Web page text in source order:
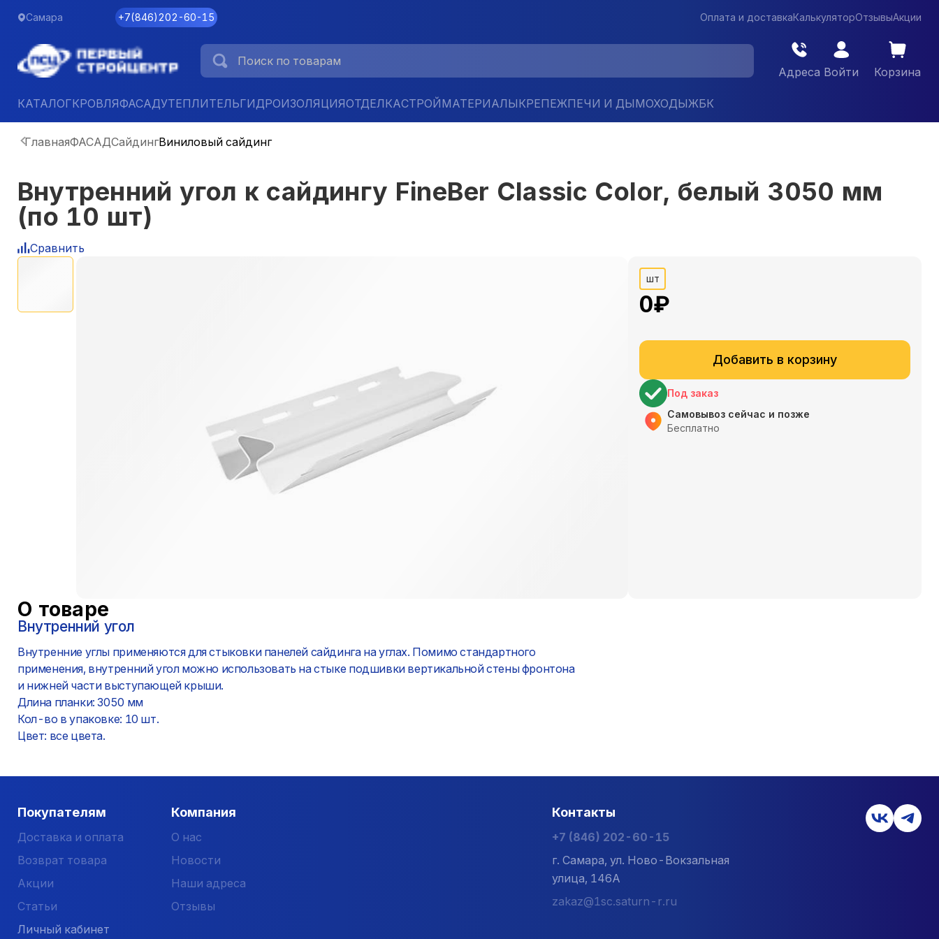
Самара +7(846)202-60-15 Оплата и доставкаКалькуляторОтзывыАкции
Адреса Войти Корзина
КАТАЛОГКРОВЛЯФАСАДУТЕПЛИТЕЛЬГИДРОИЗОЛЯЦИЯОТДЕЛКАСТРОЙМАТЕРИАЛЫКРЕПЕЖПЕЧИ И ДЫМОХОДЫЖБК
ГлавнаяФАСАДСайдингВиниловый сайдинг
Внутренний угол к сайдингу FineBer Classic Color, белый 3050 мм
(по 10 шт)
Сравнить
шт
0₽
Добавить в корзину
Под заказ
Самовывоз сейчас и позже
Бесплатно
О товаре
Внутренний угол
Внутренние углы применяются для стыковки панелей сайдинга на углах. Помимо стандартного
применения, внутренний угол можно использовать на стыке подшивки вертикальной стены фронтона
и нижней части выступающей крыши.
Длина планки: 3050 мм
Кол-во в упаковке: 10 шт.
Цвет: все цвета.
Покупателям
Доставка и оплата
Возврат товара
Акции
Статьи
Личный кабинет
Компания
О нас
Новости
Наши адреса
Отзывы
Контакты
+7 (846) 202-60-15
г. Самара, ул. Ново-Вокзальная
улица, 146А
zakaz@1sc.saturn-r.ru